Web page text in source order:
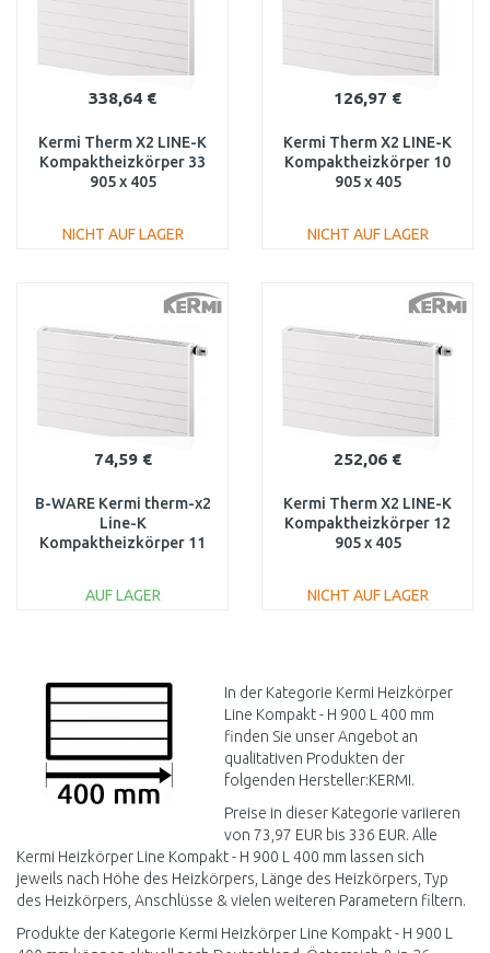
338,64 €
Kermi Therm X2 LINE-K
Kompaktheizkörper 33
905 x 405
NICHT AUF LAGER
126,97 €
Kermi Therm X2 LINE-K
Kompaktheizkörper 10
905 x 405
NICHT AUF LAGER
74,59 €
B-WARE Kermi therm-x2
Line-K
Kompaktheizkörper 11
BESCHÄDIGT
AUF LAGER
Vergleichen
252,06 €
Kermi Therm X2 LINE-K
Kompaktheizkörper 12
905 x 405
NICHT AUF LAGER
Vergleichen
In der Kategorie Kermi Heizkörper
Line Kompakt - H 900 L 400 mm
finden Sie unser Angebot an
qualitativen Produkten der
folgenden Hersteller:KERMI.
Preise in dieser Kategorie variieren
von 73,97 EUR bis 336 EUR. Alle
Kermi Heizkörper Line Kompakt - H 900 L 400 mm lassen sich
jeweils nach Höhe des Heizkörpers, Länge des Heizkörpers, Typ
des Heizkörpers, Anschlüsse & vielen weiteren Parametern filtern.
Produkte der Kategorie Kermi Heizkörper Line Kompakt - H 900 L